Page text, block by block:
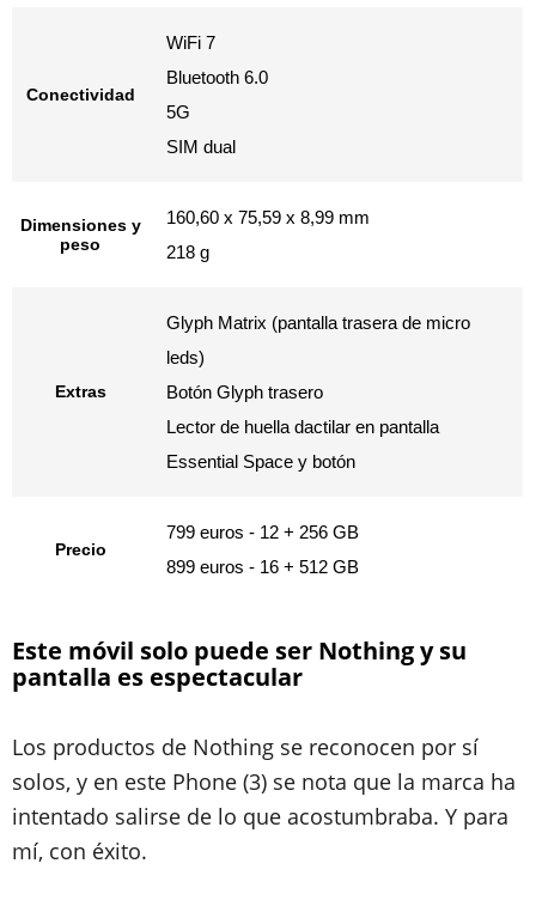
Conectividad
WiFi 7
Bluetooth 6.0
5G
SIM dual
Dimensiones y
peso
160,60 x 75,59 x 8,99 mm
218 g
Extras
Glyph Matrix (pantalla trasera de micro
leds)
Botón Glyph trasero
Lector de huella dactilar en pantalla
Essential Space y botón
Precio
799 euros - 12 + 256 GB
899 euros - 16 + 512 GB
Este móvil solo puede ser Nothing y su
pantalla es espectacular
Los productos de Nothing se reconocen por sí
solos, y en este Phone (3) se nota que la marca ha
intentado salirse de lo que acostumbraba. Y para
mí, con éxito.